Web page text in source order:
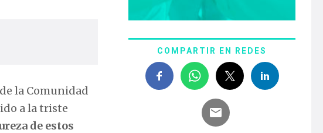
de la Comunidad
a la triste
de estos
COMPARTIR EN REDES